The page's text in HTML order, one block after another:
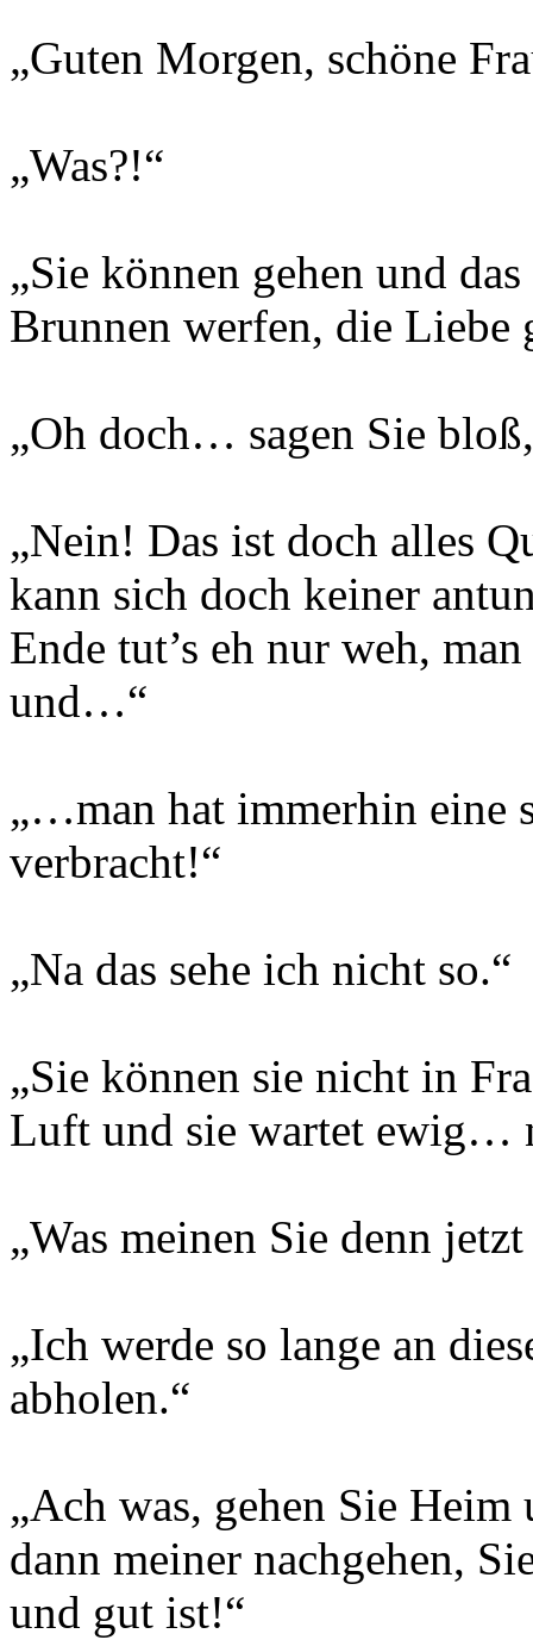
„Guten Morgen, schöne
„Was?!“
„Sie können gehen und
Brunnen werfen, die Liebe
„Oh doch… sagen Sie
„Nein! Das ist doch alles
kann sich doch keiner
Ende tut’s eh nur weh,
und…“
„…man hat immerhin eine
verbracht!“
„Na das sehe ich nicht so.“
„Sie können sie nicht in
Luft und sie wartet ewig…
„Was meinen Sie denn
„Ich werde so lange an
abholen.“
„Ach was, gehen Sie
dann meiner nachgehen,
und gut ist!“